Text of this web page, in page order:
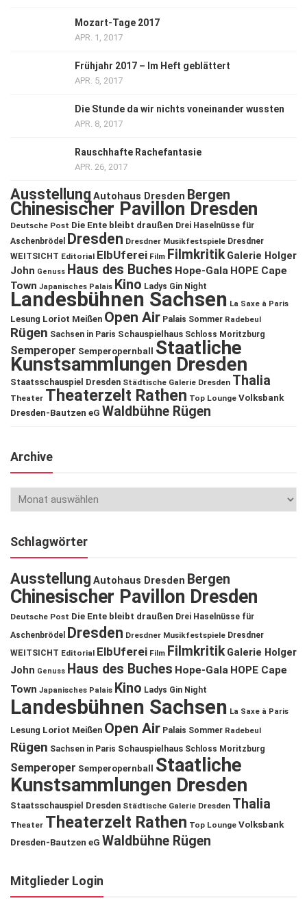
Mozart-Tage 2017
APR. 1, 2017
Frühjahr 2017 – Im Heft geblättert
APR. 5, 2017
Die Stunde da wir nichts voneinander wussten
APR. 8, 2017
Rauschhafte Rachefantasie
APR. 26, 2017
Ausstellung Autohaus Dresden Bergen
Chinesischer Pavillon Dresden
Deutsche Post Die Ente bleibt draußen Drei Haselnüsse für
Aschenbrödel
Dresden Dresdner Musikfestspiele Dresdner
WEITSICHT Editorial ElbUferei Film Filmkritik Galerie Holger
John Genuss Haus des Buches Hope-Gala HOPE Cape
Town Japanisches Palais Kino Ladys Gin Night
Landesbühnen Sachsen La Saxe à Paris
Lesung Loriot Meißen Open Air Palais Sommer Radebeul
Rügen Sachsen in Paris Schauspielhaus Schloss Moritzburg
Semperoper Semperopernball Staatliche
Kunstsammlungen Dresden
Staatsschauspiel Dresden Städtische Galerie Dresden Thalia
Theater Theaterzelt Rathen Top Lounge Volksbank
Dresden-Bautzen eG Waldbühne Rügen
Archive
Schlagwörter
Ausstellung Autohaus Dresden Bergen
Chinesischer Pavillon Dresden
Deutsche Post Die Ente bleibt draußen Drei Haselnüsse für
Aschenbrödel
Dresden Dresdner Musikfestspiele Dresdner
WEITSICHT Editorial ElbUferei Film Filmkritik Galerie Holger
John Genuss Haus des Buches Hope-Gala HOPE Cape
Town Japanisches Palais Kino Ladys Gin Night
Landesbühnen Sachsen La Saxe à Paris
Lesung Loriot Meißen Open Air Palais Sommer Radebeul
Rügen Sachsen in Paris Schauspielhaus Schloss Moritzburg
Semperoper Semperopernball
Staatliche
Kunstsammlungen Dresden
Staatsschauspiel Dresden Städtische Galerie Dresden Thalia
Theater Theaterzelt Rathen Top Lounge Volksbank
Dresden-Bautzen eG Waldbühne Rügen
Mitglieder Login